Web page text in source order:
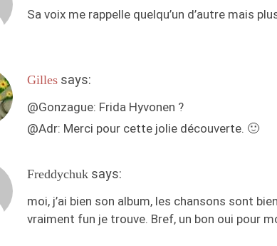
Sa voix me rappelle quelqu’un d’autre mais
Gilles says:
@Gonzague: Frida Hyvonen ?
@Adr: Merci pour cette jolie découverte. 🙂
Freddychuk says:
moi, j’ai bien son album, les chansons sont
vraiment fun je trouve. Bref, un bon oui pour